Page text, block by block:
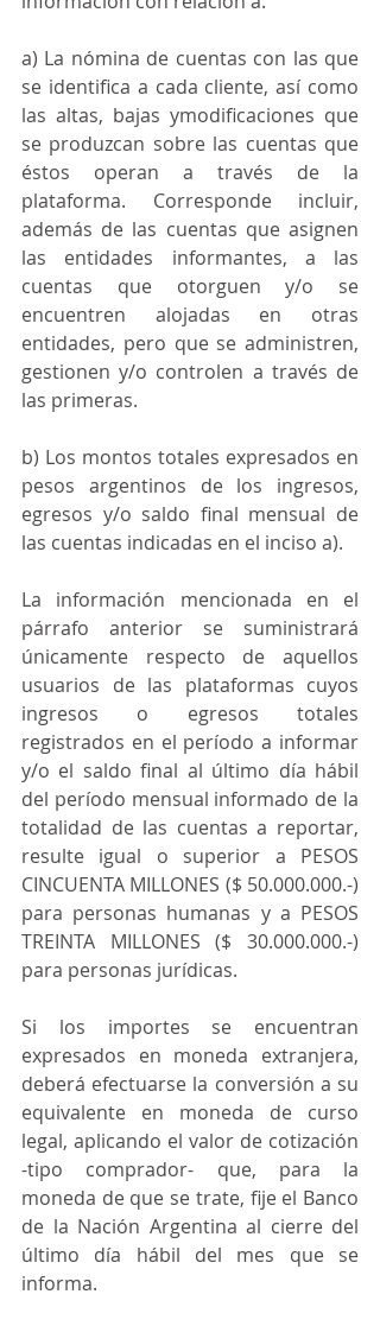
a) La nómina de cuentas con las que
se identifica a cada cliente, así como
las altas, bajas ymodificaciones que
se produzcan sobre las cuentas que
éstos operan a través de la
plataforma. Corresponde incluir,
además de las cuentas que asignen
las entidades informantes, a las
cuentas que otorguen y/o se
encuentren alojadas en otras
entidades, pero que se administren,
gestionen y/o controlen a través de
las primeras.
b) Los montos totales expresados en
pesos argentinos de los ingresos,
egresos y/o saldo final mensual de
las cuentas indicadas en el inciso a).
La información mencionada en el
párrafo anterior se suministrará
únicamente respecto de aquellos
usuarios de las plataformas cuyos
ingresos o egresos totales
registrados en el período a informar
y/o el saldo final al último día hábil
del período mensual informado de la
totalidad de las cuentas a reportar,
resulte igual o superior a PESOS
CINCUENTA MILLONES ($ 50.000.000.-)
para personas humanas y a PESOS
TREINTA MILLONES ($ 30.000.000.-)
para personas jurídicas.
Si los importes se encuentran
expresados en moneda extranjera,
deberá efectuarse la conversión a su
equivalente en moneda de curso
legal, aplicando el valor de cotización
-tipo comprador- que, para la
moneda de que se trate, fije el Banco
de la Nación Argentina al cierre del
último día hábil del mes que se
informa.